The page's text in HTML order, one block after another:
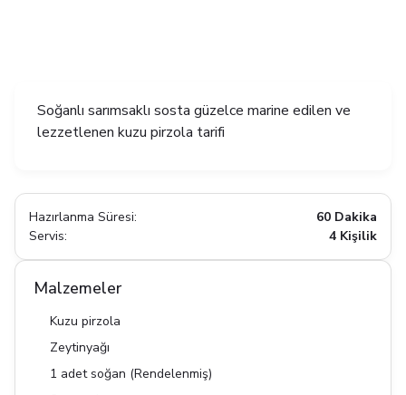
Soğanlı sarımsaklı sosta güzelce marine edilen ve
lezzetlenen kuzu pirzola tarifi
Hazırlanma Süresi:
60 Dakika
Servis:
4 Kişilik
Malzemeler
Kuzu pirzola
Zeytinyağı
1 adet soğan (Rendelenmiş)